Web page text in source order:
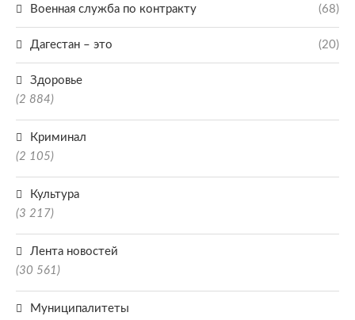
Военная служба по контракту (68)
Дагестан – это (20)
Здоровье
(2 884)
Криминал
(2 105)
Культура
(3 217)
Лента новостей
(30 561)
Муниципалитеты